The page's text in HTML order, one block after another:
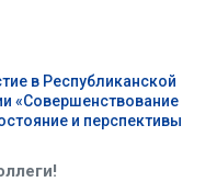
в Республиканской
«Совершенствование
и перспективы